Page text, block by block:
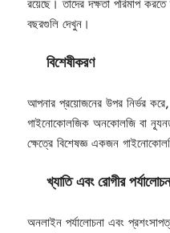
রয়েছে। তাদের দক্ষতা পরিমাপ
বছরগুলি দেখুন।
বিশেষীকরণ
আপনার প্রয়োজনের উপর নির্ভর
গাইনোকোলজিক অনকোলজি বা
ক্ষেত্রে বিশেষজ্ঞ একজন
খ্যাতি এবং রোগীর
অনলাইন পর্যালোচনা এবং